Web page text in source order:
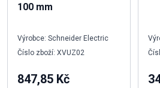
100 mm
Výrobce: Schneider Electric
Číslo zboží: XVUZ02
847,85 Kč